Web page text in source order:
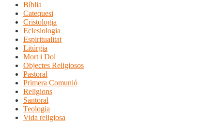
Bíblia
Catequesi
Cristologia
Eclesiologia
Espiritualitat
Litúrgia
Mort i Dol
Objectes Religiosos
Pastoral
Primera Comunió
Religions
Santoral
Teologia
Vida religiosa